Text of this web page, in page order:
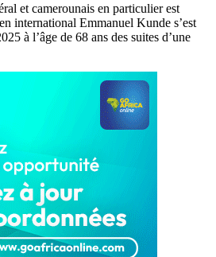
et camerounais en particulier est
international Emmanuel Kunde s’est
à l’âge de 68 ans des suites d’une